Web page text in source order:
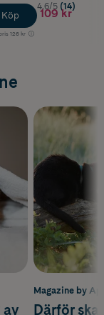
126 kr
Köp
4.6/5 (14)
109 kr
Magazine by
Därför
av